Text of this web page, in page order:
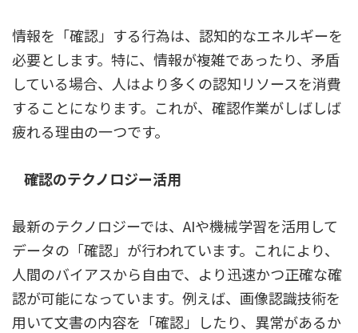
情報を「確認」する行為は、認知的なエネルギーを
必要とします。特に、情報が複雑であったり、矛盾
している場合、人はより多くの認知リソースを消費
することになります。これが、確認作業がしばしば
疲れる理由の一つです。
確認のテクノロジー活用
最新のテクノロジーでは、AIや機械学習を活用して
データの「確認」が行われています。これにより、
人間のバイアスから自由で、より迅速かつ正確な確
認が可能になっています。例えば、画像認識技術を
用いて文書の内容を「確認」したり、異常があるか